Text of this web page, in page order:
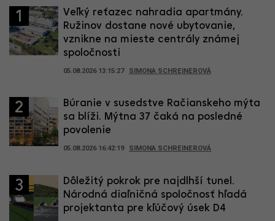
1
Veľký reťazec nahradia apartmány.
Ružinov dostane nové ubytovanie,
vznikne na mieste centrály známej
spoločnosti
05.08.2026 13:15:27 SIMONA SCHREINEROVÁ
2
Búranie v susedstve Račianskeho mýta
sa blíži. Mýtna 37 čaká na posledné
povolenie
05.08.2026 16:42:19 SIMONA SCHREINEROVÁ
3
Dôležitý pokrok pre najdlhší tunel.
Národná diaľničná spoločnosť hľadá
projektanta pre kľúčový úsek D4